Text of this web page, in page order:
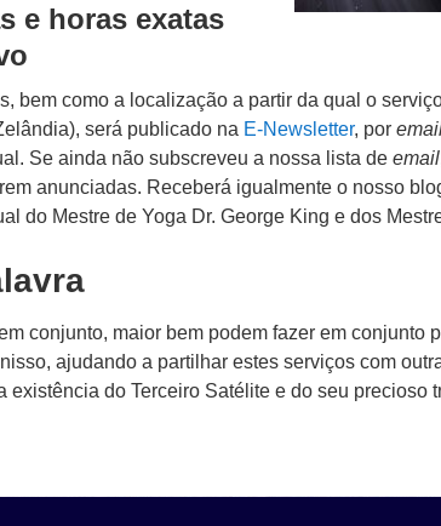
e horas exatas
bem como a localização a partir da qual o
será publicado na E-Newsletter, por
Se ainda não subscreveu a nossa lista deemail
anunciadas. Receberá igualmente o nosso
do Mestre de Yoga Dr. George King e dos
conjunto, maior bem podem fazer em conjunto
ajudando a partilhar estes serviços com
existência do Terceiro Satélite e do seu precioso